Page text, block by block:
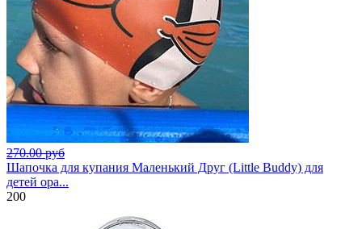
270.00 руб
Шапочка для купания Маленький Друг (Little Buddy) для
детей ора...
200